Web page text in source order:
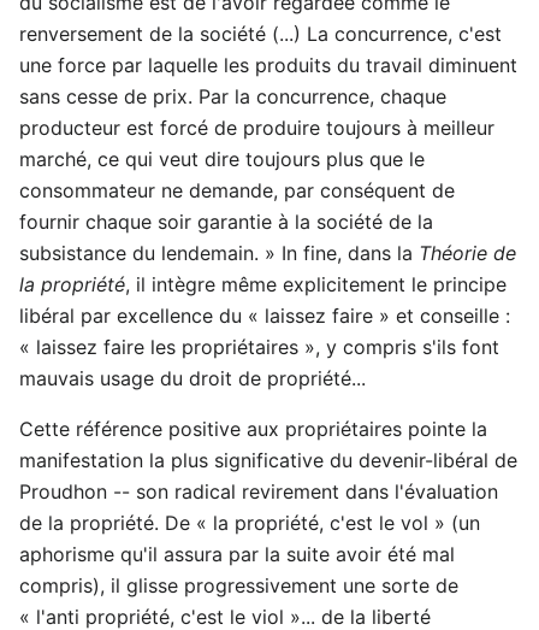
renversement de la société (...) La concurrence, c'est
une force par laquelle les produits du travail diminuent
sans cesse de prix. Par la concurrence, chaque
producteur est forcé de produire toujours à meilleur
marché, ce qui veut dire toujours plus que le
consommateur ne demande, par conséquent de
fournir chaque soir garantie à la société de la
subsistance du lendemain. » In fine, dans la Théorie de
la propriété, il intègre même explicitement le principe
libéral par excellence du « laissez faire » et conseille :
« laissez faire les propriétaires », y compris s'ils font
mauvais usage du droit de propriété...
Cette référence positive aux propriétaires pointe la
manifestation la plus significative du devenir-libéral de
Proudhon -- son radical revirement dans l'évaluation
de la propriété. De « la propriété, c'est le vol » (un
aphorisme qu'il assura par la suite avoir été mal
compris), il glisse progressivement une sorte de
« l'anti propriété, c'est le viol »... de la liberté